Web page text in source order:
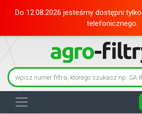
Do 12.08.2026 jesteśmy dostępni
telefonicznego.